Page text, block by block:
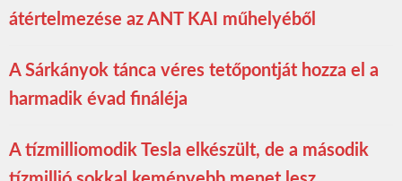
átértelmezése az ANT KAI műhelyéből
A Sárkányok tánca véres tetőpontját hozza el a
harmadik évad fináléja
A tízmilliomodik Tesla elkészült, de a második